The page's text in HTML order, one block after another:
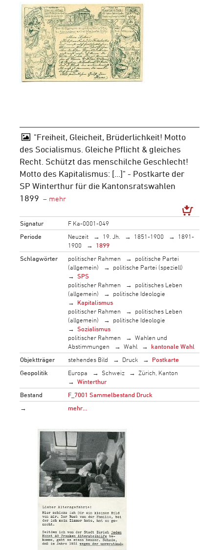
"Freiheit, Gleicheit, Brüderlichkeit! Motto
des Socialismus. Gleiche Pflicht & gleiches
Recht. Schützt das menschilche Geschlecht!
Motto des Kapitalismus: [...]" - Postkarte der
SP Winterthur für die Kantonsratswahlen
1899
Signatur
F Ka-0001-049
Periode
Neuzeit 19. Jh. 1851-1900
1891-
1900
1899
Schlagwörter
politischer Rahmen
politische Partei
(allgemein)
politische Partei (speziell)
SPS
politischer Rahmen
politisches Leben
(allgemein)
politische Ideologie
Kapitalismus
politischer Rahmen
politisches Leben
(allgemein)
politische Ideologie
Sozialismus
politischer Rahmen
Wahlen und
Abstimmungen
Wahl
kantonale Wahl
Objektträger
stehendes Bild Druck
Postkarte
Geopolitik
Europa Schweiz
Zürich, Kanton
Winterthur
Bestand
F_7001 Sammelbestand Druck
→
mehr…